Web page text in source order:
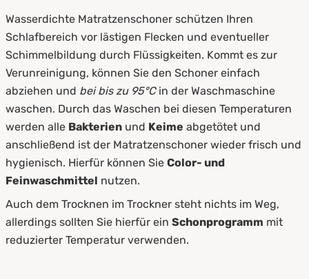
Wasserdichte Matratzenschoner schützen Ihren
Schlafbereich vor lästigen Flecken und eventueller
Schimmelbildung durch Flüssigkeiten. Kommt es zur
Verunreinigung, können Sie den Schoner einfach
abziehen und bei bis zu 95°Cin der Waschmaschine
waschen. Durch das Waschen bei diesen Temperaturen
werden alle Bakterien und Keime abgetötet und
anschließend ist der Matratzenschoner wieder frisch und
hygienisch. Hierfür können Sie Color- und
Feinwaschmittel nutzen.
Auch dem Trocknen im Trockner steht nichts im Weg,
allerdings sollten Sie hierfür ein Schonprogramm mit
reduzierter Temperatur verwenden.